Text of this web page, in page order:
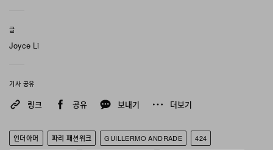
온 럭셔리 텍스타일 개발과 고향 캘리포니아 주에 대한 짙
은 향수를 교차시키는 방식으로 컬렉션 안에서 소화해 냈
학적 방향이 의도적으로 “전통적 아메리카나라기보다는 캘
리포니아에 훨씬 초점을 맞춘 것”이라며, “집을 떠올리게
글
Joyce Li
기사 공유
링크 공유 보내기 더보기
언더아머 파리 패션위크 GUILLERMO ANDRADE
424